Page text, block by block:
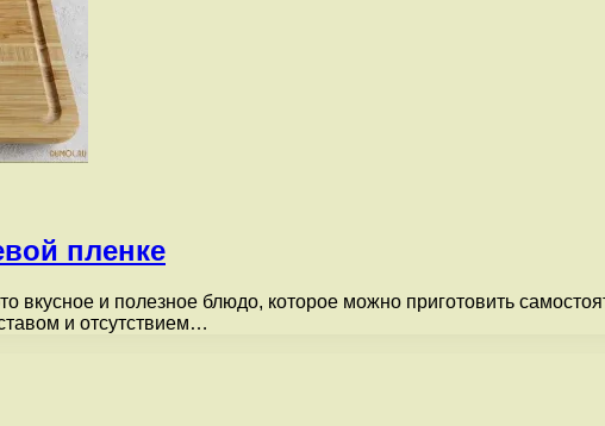
пленке
и полезное блюдо, которое можно приготовить
и отсутствием…